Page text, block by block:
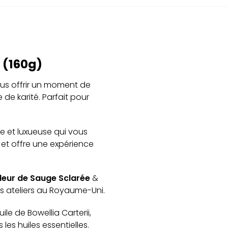
offrir un moment de
de karité. Parfait pour
et luxueuse qui vous
offre une expérience
de Sauge Sclarée&
au Royaume-Uni.
de Bowellia Carterii,
huiles essentielles.